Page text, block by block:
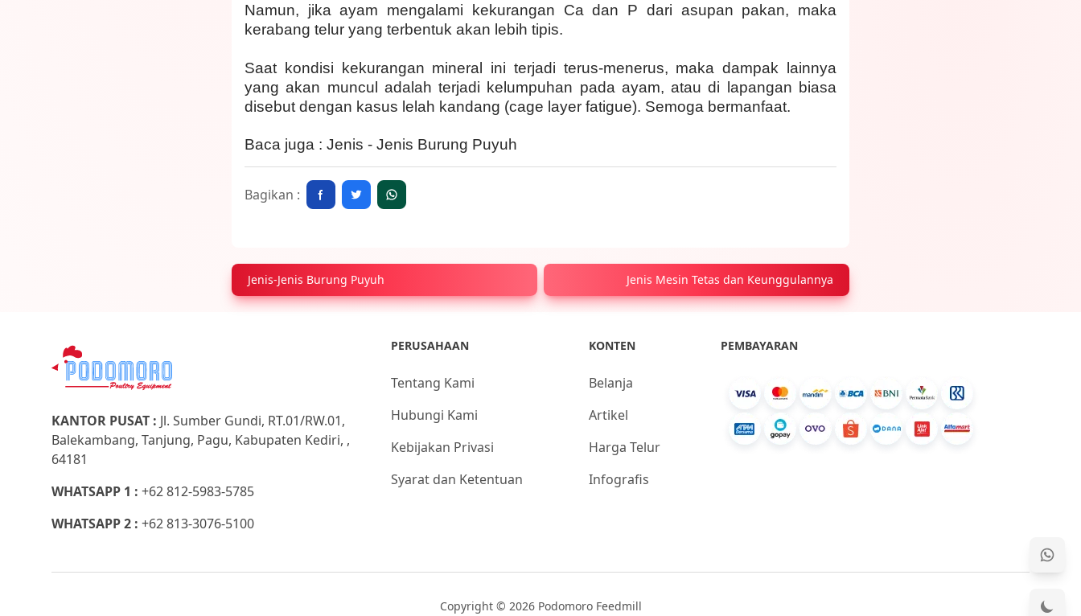
Namun, jika ayam mengalami kekurangan Ca dan P dari asupan pakan, maka
kerabang telur yang terbentuk akan lebih tipis.
Saat kondisi kekurangan mineral ini terjadi terus-menerus, maka dampak lainnya
yang akan muncul adalah terjadi kelumpuhan pada ayam, atau di lapangan biasa
disebut dengan kasus lelah kandang (cage layer fatigue). Semoga bermanfaat.
Baca juga : Jenis - Jenis Burung Puyuh
Bagikan :
Jenis-Jenis Burung Puyuh Jenis Mesin Tetas dan Keunggulannya
KANTOR PUSAT : Jl. Sumber Gundi, RT.01/RW.01,
Balekambang, Tanjung, Pagu, Kabupaten Kediri, ,
64181
WHATSAPP 1 : +62 812-5983-5785
WHATSAPP 2 : +62 813-3076-5100
PERUSAHAAN
Tentang Kami
Hubungi Kami
Kebijakan Privasi
Syarat dan Ketentuan
KONTEN
Belanja
Artikel
Harga Telur
Infografis
PEMBAYARAN
Copyright © 2026 Podomoro Feedmill